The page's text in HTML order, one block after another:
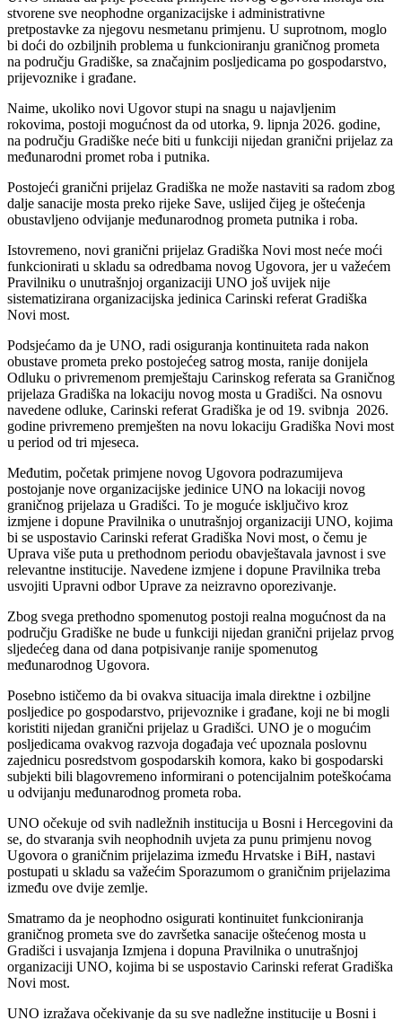
stvorene sve neophodne organizacijske i administrativne
pretpostavke za njegovu nesmetanu primjenu. U suprotnom, moglo
bi doći do ozbiljnih problema u funkcioniranju graničnog prometa
na području Gradiške, sa značajnim posljedicama po gospodarstvo,
prijevoznike i građane.
Naime, ukoliko novi Ugovor stupi na snagu u najavljenim
rokovima, postoji mogućnost da od utorka, 9. lipnja 2026. godine,
na području Gradiške neće biti u funkciji nijedan granični prijelaz za
međunarodni promet roba i putnika.
Postojeći granični prijelaz Gradiška ne može nastaviti sa radom zbog
dalje sanacije mosta preko rijeke Save, uslijed čijeg je oštećenja
obustavljeno odvijanje međunarodnog prometa putnika i roba.
Istovremeno, novi granični prijelaz Gradiška Novi most neće moći
funkcionirati u skladu sa odredbama novog Ugovora, jer u važećem
Pravilniku o unutrašnjoj organizaciji UNO još uvijek nije
sistematizirana organizacijska jedinica Carinski referat Gradiška
Novi most.
Podsjećamo da je UNO, radi osiguranja kontinuiteta rada nakon
obustave prometa preko postojećeg satrog mosta, ranije donijela
Odluku o privremenom premještaju Carinskog referata sa Graničnog
prijelaza Gradiška na lokaciju novog mosta u Gradišci. Na osnovu
navedene odluke, Carinski referat Gradiška je od 19. svibnja 2026.
godine privremeno premješten na novu lokaciju Gradiška Novi most
u period od tri mjeseca.
Međutim, početak primjene novog Ugovora podrazumijeva
postojanje nove organizacijske jedinice UNO na lokaciji novog
graničnog prijelaza u Gradišci. To je moguće isključivo kroz
izmjene i dopune Pravilnika o unutrašnjoj organizaciji UNO, kojima
bi se uspostavio Carinski referat Gradiška Novi most, o čemu je
Uprava više puta u prethodnom periodu obavještavala javnost i sve
relevantne institucije. Navedene izmjene i dopune Pravilnika treba
usvojiti Upravni odbor Uprave za neizravno oporezivanje.
Zbog svega prethodno spomenutog postoji realna mogućnost da na
području Gradiške ne bude u funkciji nijedan granični prijelaz prvog
sljedećeg dana od dana potpisivanje ranije spomenutog
međunarodnog Ugovora.
Posebno ističemo da bi ovakva situacija imala direktne i ozbiljne
posljedice po gospodarstvo, prijevoznike i građane, koji ne bi mogli
koristiti nijedan granični prijelaz u Gradišci. UNO je o mogućim
posljedicama ovakvog razvoja događaja već upoznala poslovnu
zajednicu posredstvom gospodarskih komora, kako bi gospodarski
subjekti bili blagovremeno informirani o potencijalnim poteškoćama
u odvijanju međunarodnog prometa roba.
UNO očekuje od svih nadležnih institucija u Bosni i Hercegovini da
se, do stvaranja svih neophodnih uvjeta za punu primjenu novog
Ugovora o graničnim prijelazima između Hrvatske i BiH, nastavi
postupati u skladu sa važećim Sporazumom o graničnim prijelazima
između ove dvije zemlje.
Smatramo da je neophodno osigurati kontinuitet funkcioniranja
graničnog prometa sve do završetka sanacije oštećenog mosta u
Gradišci i usvajanja Izmjena i dopuna Pravilnika o unutrašnjoj
organizaciji UNO, kojima bi se uspostavio Carinski referat Gradiška
Novi most.
UNO izražava očekivanje da su sve nadležne institucije u Bosni i